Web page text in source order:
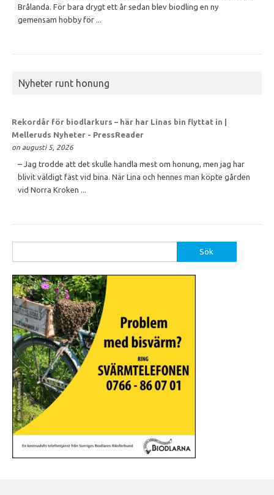
Brålanda. För bara drygt ett år sedan blev biodling en ny
gemensam hobby för ...
Nyheter runt honung
Rekordår för biodlarkurs – här har Linas bin flyttat in |
Melleruds Nyheter - PressReader
on augusti 5, 2026
– Jag trodde att det skulle handla mest om honung, men jag har
blivit väldigt fäst vid bina. När Lina och hennes man köpte gården
vid Norra Kroken ...
efter: